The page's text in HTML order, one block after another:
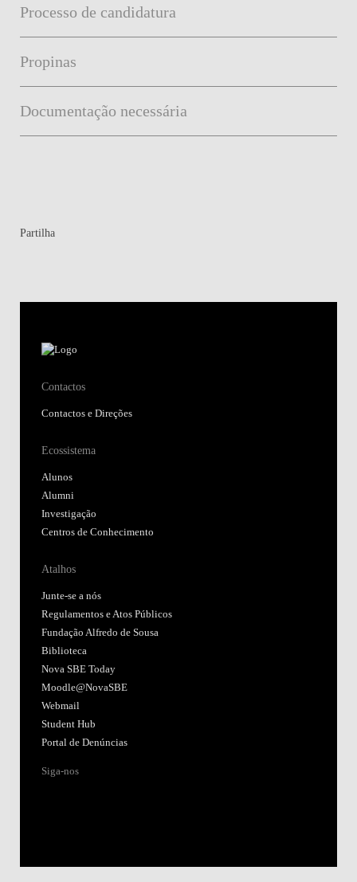
Processo de candidatura
Propinas
Documentação necessária
Partilha
Contactos
Contactos e Direções
Ecossistema
Alunos
Alumni
Investigação
Centros de Conhecimento
Atalhos
Junte-se a nós
Regulamentos e Atos Públicos
Fundação Alfredo de Sousa
Biblioteca
Nova SBE Today
Moodle@NovaSBE
Webmail
Student Hub
Portal de Denúncias
Siga-nos